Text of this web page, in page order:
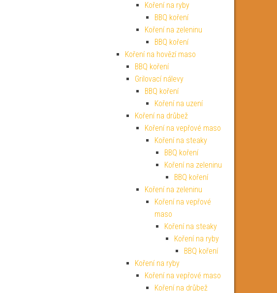
Koření na ryby
BBQ koření
Koření na zeleninu
BBQ koření
Koření na hovězí maso
BBQ koření
Grilovací nálevy
BBQ koření
Koření na uzení
Koření na drůbež
Koření na vepřové maso
Koření na steaky
BBQ koření
Koření na zeleninu
BBQ koření
Koření na zeleninu
Koření na vepřové
maso
Koření na steaky
Koření na ryby
BBQ koření
Koření na ryby
Koření na vepřové maso
Koření na drůbež